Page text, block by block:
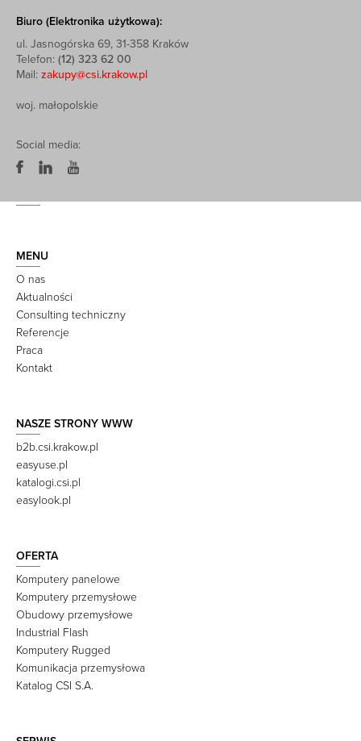
Biuro (Elektronika użytkowa):
ul. Jasnogórska 69, 31-358 Kraków
Telefon: (12) 323 62 00
Mail: zakupy@csi.krakow.pl
woj. małopolskie
Social media:
MENU
O nas
Aktualności
Consulting techniczny
Referencje
Praca
Kontakt
NASZE STRONY WWW
b2b.csi.krakow.pl
easyuse.pl
katalogi.csi.pl
easylook.pl
OFERTA
Komputery panelowe
Komputery przemysłowe
Obudowy przemysłowe
Industrial Flash
Komputery Rugged
Komunikacja przemysłowa
Katalog CSI S.A.